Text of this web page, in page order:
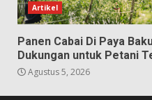
Artikel
Panen Cabai Di Paya
Dukungan untuk Petani
Agustus 5, 2026